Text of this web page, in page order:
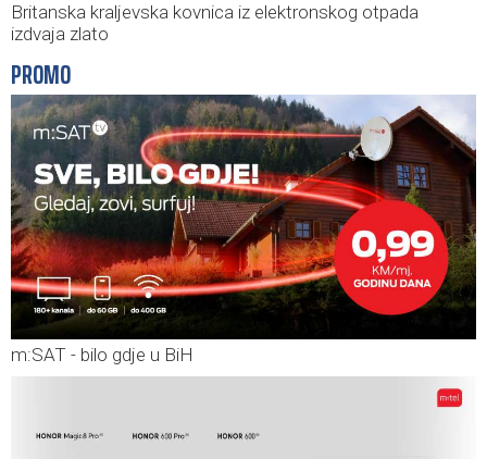
Britanska kraljevska kovnica iz elektronskog otpada
izdvaja zlato
PROMO
m:SAT - bilo gdje u BiH